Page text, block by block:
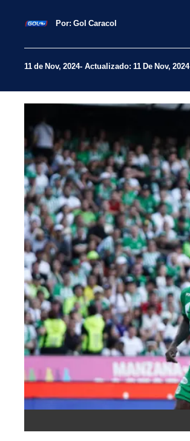
Por: Gol Caracol
11 de Nov, 2024 Actualizado: 11 De Nov, 2024